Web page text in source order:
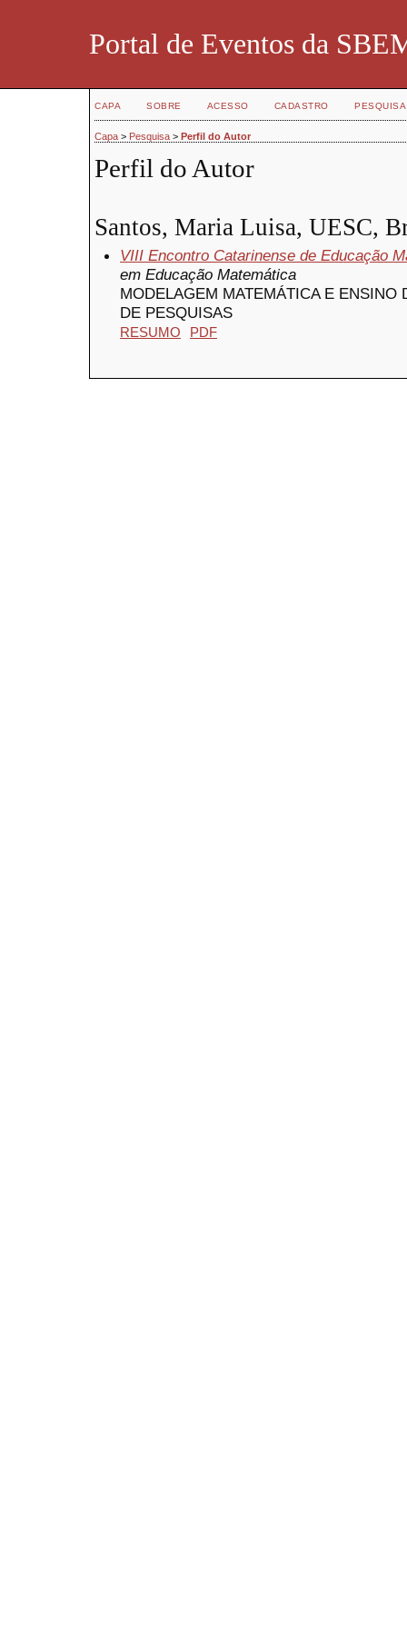
Portal de Eventos da
CAPA SOBRE ACESSO CADASTRO PESQUISA
Capa > Pesquisa > Perfil do Autor
Perfil do Autor
Santos, Maria Luisa, UESC,
VIII Encontro Catarinense de Educação
em Educação Matemática
MODELAGEM MATEMÁTICA E
DE PESQUISAS
RESUMO PDF